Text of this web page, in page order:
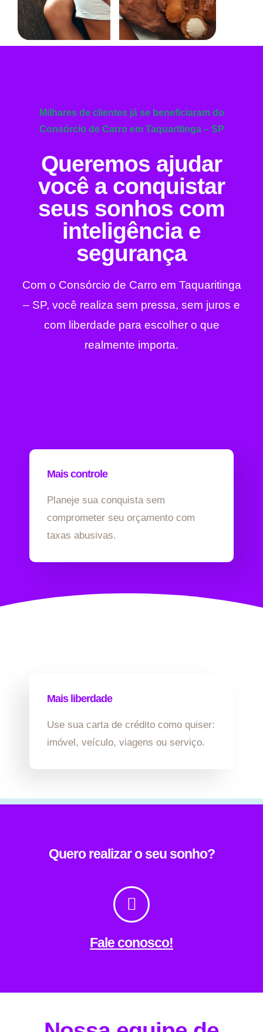
Milhares de clientes já se beneficiaram do
Consórcio de Carro em Taquaritinga – SP
Queremos ajudar
você a conquistar
seus sonhos com
inteligência e
segurança
Com o Consórcio de Carro em Taquaritinga
– SP, você realiza sem pressa, sem juros e
com liberdade para escolher o que
realmente importa.
Mais controle
Planeje sua conquista sem
comprometer seu orçamento com
taxas abusivas.
Mais liberdade
Use sua carta de crédito como quiser:
imóvel, veículo, viagens ou serviço.
Quero realizar o seu sonho?
Fale conosco!